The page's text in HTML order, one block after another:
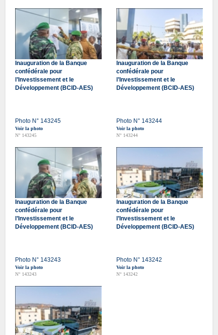
Inauguration de la Banque
confédérale pour
l’Investissement et le
Développement (BCID-AES)
Photo N° 143245
Voir la photo
N° 143245
Inauguration de la Banque
confédérale pour
l’Investissement et le
Développement (BCID-AES)
Photo N° 143244
Voir la photo
N° 143244
Inauguration de la Banque
confédérale pour
l’Investissement et le
Développement (BCID-AES)
Photo N° 143243
Voir la photo
N° 143243
Inauguration de la Banque
confédérale pour
l’Investissement et le
Développement (BCID-AES)
Photo N° 143242
Voir la photo
N° 143242